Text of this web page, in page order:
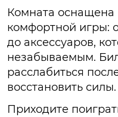
Комната
комфортной игры:
до аксессуаров,
незабываемым.
расслабиться
восстановить силы.
Приходите